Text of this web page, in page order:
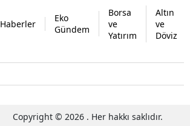
Haberler
Eko
Gündem
Borsa
ve
Yatırım
Altın
ve
Döviz
Copyright © 2026 . Her hakkı saklıdır.